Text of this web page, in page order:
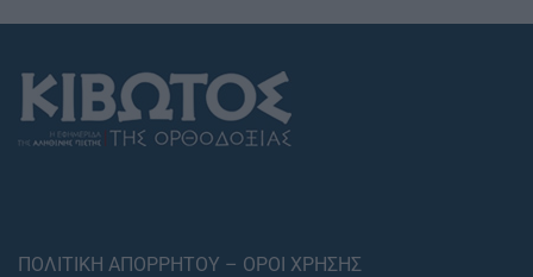
ΠΟΛΙΤΙΚΗ ΑΠΟΡΡΗΤΟΥ – ΟΡΟΙ ΧΡΗΣΗΣ